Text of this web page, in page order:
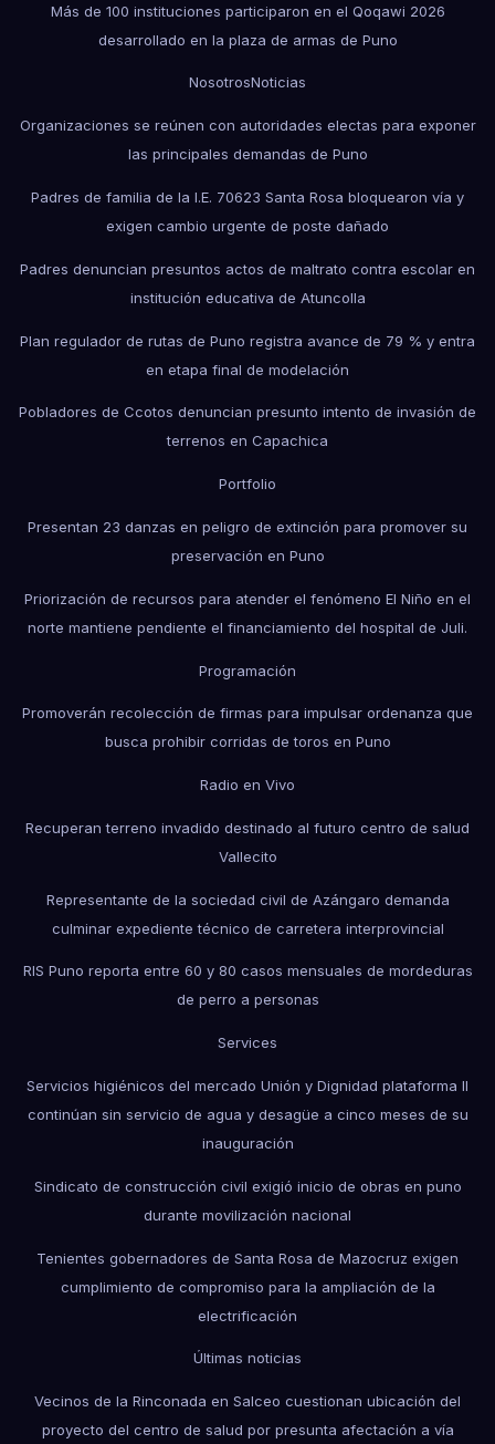
Más de 100 instituciones participaron en el Qoqawi 2026
desarrollado en la plaza de armas de Puno
NosotrosNoticias
Organizaciones se reúnen con autoridades electas para exponer
las principales demandas de Puno
Padres de familia de la I.E. 70623 Santa Rosa bloquearon vía y
exigen cambio urgente de poste dañado
Padres denuncian presuntos actos de maltrato contra escolar en
institución educativa de Atuncolla
Plan regulador de rutas de Puno registra avance de 79 % y entra
en etapa final de modelación
Pobladores de Ccotos denuncian presunto intento de invasión de
terrenos en Capachica
Portfolio
Presentan 23 danzas en peligro de extinción para promover su
preservación en Puno
Priorización de recursos para atender el fenómeno El Niño en el
norte mantiene pendiente el financiamiento del hospital de Juli.
Programación
Promoverán recolección de firmas para impulsar ordenanza que
busca prohibir corridas de toros en Puno
Radio en Vivo
Recuperan terreno invadido destinado al futuro centro de salud
Vallecito
Representante de la sociedad civil de Azángaro demanda
culminar expediente técnico de carretera interprovincial
RIS Puno reporta entre 60 y 80 casos mensuales de mordeduras
de perro a personas
Services
Servicios higiénicos del mercado Unión y Dignidad plataforma II
continúan sin servicio de agua y desagüe a cinco meses de su
inauguración
Sindicato de construcción civil exigió inicio de obras en puno
durante movilización nacional
Tenientes gobernadores de Santa Rosa de Mazocruz exigen
cumplimiento de compromiso para la ampliación de la
electrificación
Últimas noticias
Vecinos de la Rinconada en Salceo cuestionan ubicación del
proyecto del centro de salud por presunta afectación a vía